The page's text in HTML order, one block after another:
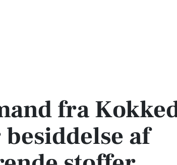
for besiddelse af euforiserende stoffer
fra
af